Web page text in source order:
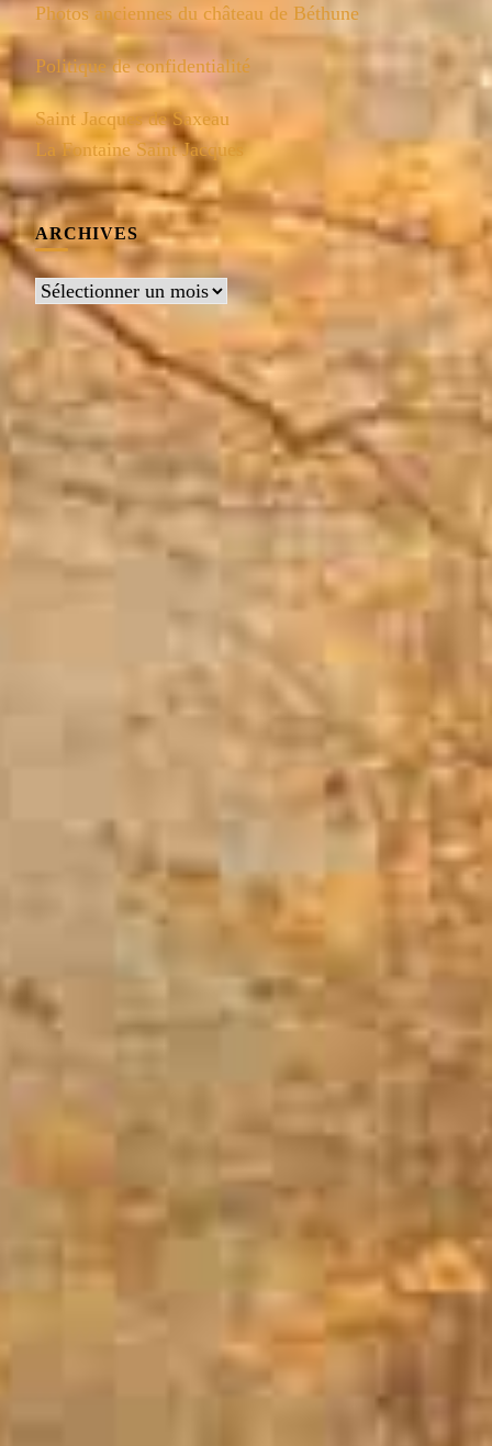
Photos anciennes du château de Béthune
Politique de confidentialité
Saint Jacques de Saxeau
La Fontaine Saint Jacques
ARCHIVES
Archives